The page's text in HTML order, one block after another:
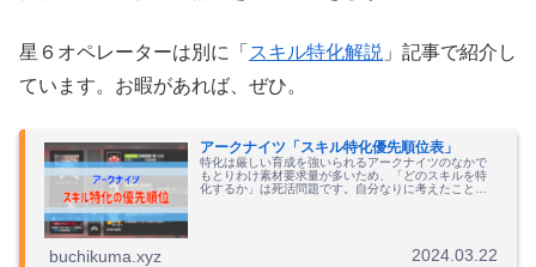
星６オペレーターは別に「 スキル特化解説 」記事で紹介し
ています。お暇があれば、ぜひ。
アークナイツ「スキル特化優先順位表」
特化は厳しい育成を強いられるアークナイツのなかで
もとりわけ素材要求量が多いため、「どのスキルを特
化するか」は死活問題です。自分なりに考えたことを
buchikuma.xyz 2024.03.22